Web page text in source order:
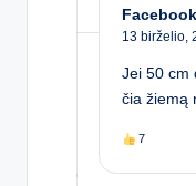
13 birželio,
Jei 50 cm
čia žiemą
7